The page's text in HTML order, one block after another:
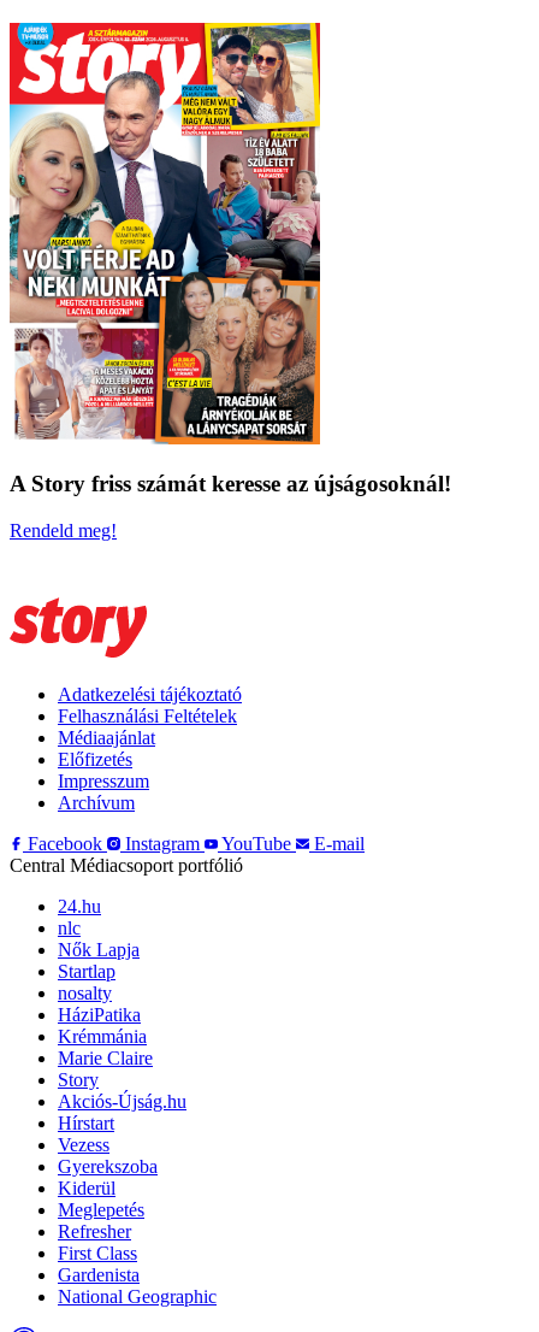
A Story friss számát keresse az újságosoknál!
Rendeld meg!
Adatkezelési tájékoztató
Felhasználási Feltételek
Médiaajánlat
Előfizetés
Impresszum
Archívum
Facebook
Instagram YouTube
E-mail
Central Médiacsoport portfólió
24.hu
nlc
Nők Lapja
Startlap
nosalty
HáziPatika
Krémmánia
Marie Claire
Story
Akciós-Újság.hu
Hírstart
Vezess
Gyerekszoba
Kiderül
Meglepetés
Refresher
First Class
Gardenista
National Geographic